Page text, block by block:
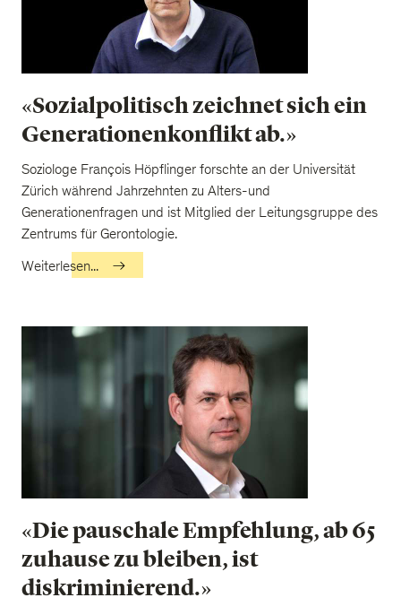
«Sozialpolitisch zeichnet sich ein
Generationenkonflikt ab.»
Soziologe François Höpflinger forschte an der Universität
Zürich während Jahrzehnten zu Alters-und
Generationenfragen und ist Mitglied der Leitungsgruppe des
Zentrums für Gerontologie.
Weiterlesen...
«Die pauschale Empfehlung, ab 65
zuhause zu bleiben, ist
diskriminierend.»